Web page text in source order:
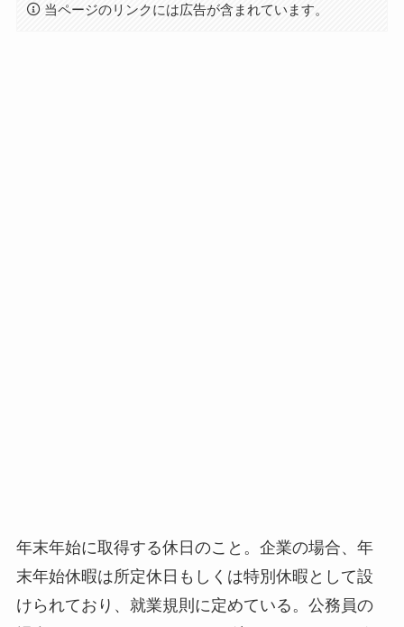
当ページのリンクには広告が含まれています。
年末年始に取得する休日のこと。企業の場合、年
末年始休暇は所定休日もしくは特別休暇として設
けられており、就業規則に定めている。公務員の